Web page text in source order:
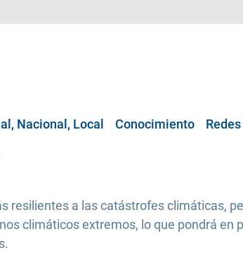
Nacional, Local Conocimiento Redes
resilientes a las catástrofes climáticas,
climáticos extremos, lo que pondrá